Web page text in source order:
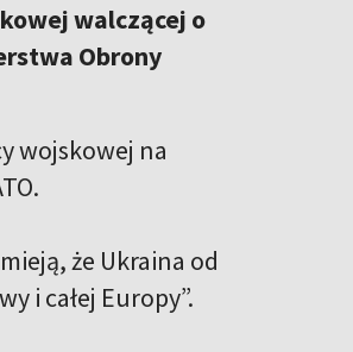
walczącej o
Obrony
wojskowej na
że Ukraina od
i całej Europy”.